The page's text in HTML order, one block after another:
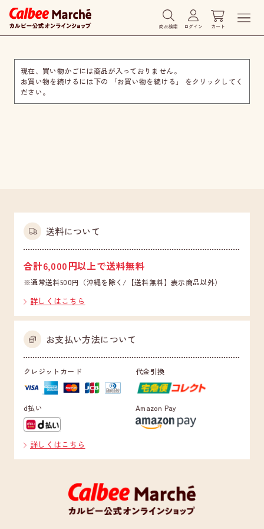
商品検索 ログイン カート
現在、買い物かごには商品が入っておりません。
お買い物を続けるには下の 「お買い物を続ける」 をクリックしてく
ださい。
送料について
合計6,000円以上で送料無料
※通常送料500円（沖縄を除く/【送料無料】表示商品以外）
詳しくはこちら
お支払い方法について
クレジットカード 代金引換
d払い Amazon Pay
詳しくはこちら